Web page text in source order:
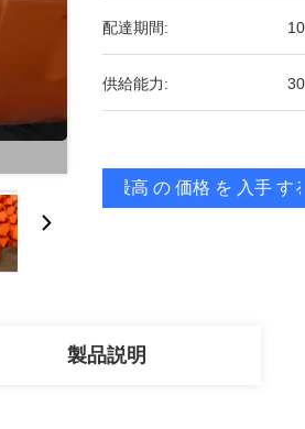
配達期間:
供給能力:
最高 の 価格 を 入手 する
製品説明